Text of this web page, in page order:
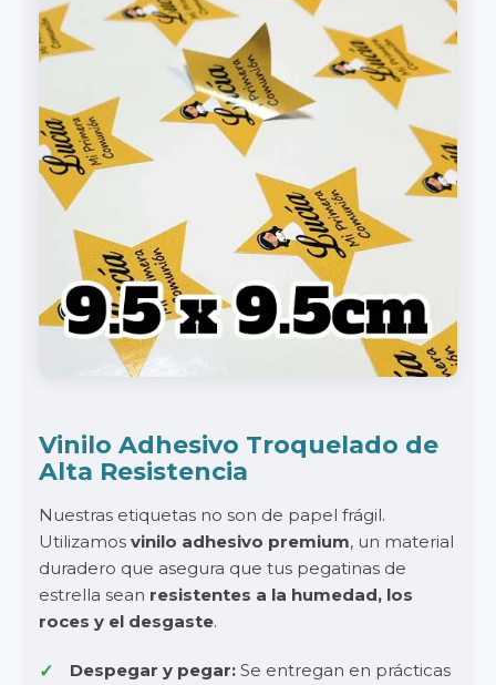
Vinilo Adhesivo Troquelado de
Alta Resistencia
Nuestras etiquetas no son de papel frágil.
Utilizamos vinilo adhesivo premium, un material
duradero que asegura que tus pegatinas de
estrella sean resistentes a la humedad, los
roces y el desgaste.
Despegar y pegar: Se entregan en prácticas